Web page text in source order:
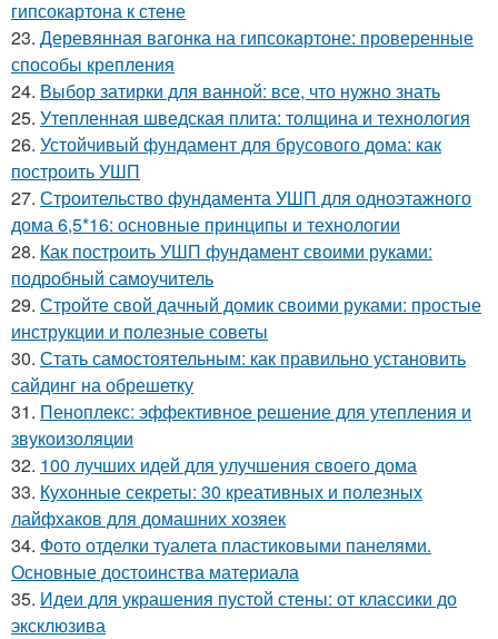
гипсокартона к стене
23. Деревянная вагонка на гипсокартоне: проверенные
способы крепления
24. Выбор затирки для ванной: все, что нужно знать
25. Утепленная шведская плита: толщина и технология
26. Устойчивый фундамент для брусового дома: как
построить УШП
27. Строительство фундамента УШП для одноэтажного
дома 6,5*16: основные принципы и технологии
28. Как построить УШП фундамент своими руками:
подробный самоучитель
29. Стройте свой дачный домик своими руками: простые
инструкции и полезные советы
30. Стать самостоятельным: как правильно установить
сайдинг на обрешетку
31. Пеноплекс: эффективное решение для утепления и
звукоизоляции
32. 100 лучших идей для улучшения своего дома
33. Кухонные секреты: 30 креативных и полезных
лайфхаков для домашних хозяек
34. Фото отделки туалета пластиковыми панелями.
Основные достоинства материала
35. Идеи для украшения пустой стены: от классики до
эксклюзива